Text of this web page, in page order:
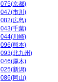
075(京都)
047(市川)
082(広島)
043(千葉)
044(川崎)
096(熊本)
093(北九州)
046(厚木)
025(新潟)
086(岡山)